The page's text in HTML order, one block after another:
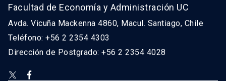
Facultad de Economía y Administración UC
Avda. Vicuña Mackenna 4860, Macul. Santiago, Chile
Teléfono: +56 2 2354 4303
Dirección de Postgrado: +56 2 2354 4028